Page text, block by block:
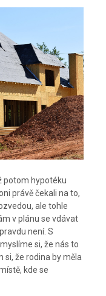
potom hypotéku
právě čekali na to,
ale tohle
v plánu se vdávat
není. S
si, že nás to
si, že rodina by měla
kde se